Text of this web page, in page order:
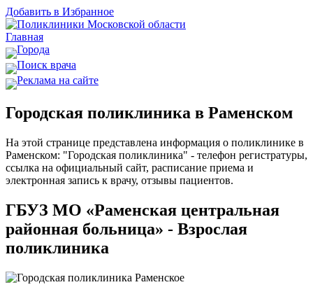
Добавить в Избранное
Главная
Города
Поиск врача
Реклама на сайте
Городская поликлиника в Раменском
На этой странице представлена информация о поликлинике в
Раменском: "Городская поликлиника" - телефон регистратуры,
ссылка на официальный сайт, расписание приема и
электронная запись к врачу, отзывы пациентов.
ГБУЗ МО «Раменская центральная
районная больница» - Взрослая
поликлиника